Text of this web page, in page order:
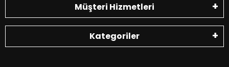
Müşteri Hizmetleri
Kategoriler